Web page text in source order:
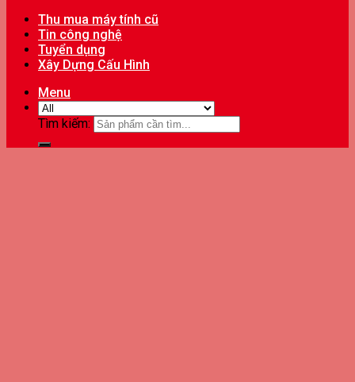
Thu mua máy tính cũ
Tin công nghệ
Tuyển dụng
Xây Dựng Cấu Hình
Menu
Tìm kiếm: